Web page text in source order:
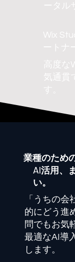
ータル
Wix
ートナ
高度な
気通貫
す。
業種のため
AI活用、
い。
「うちの
的にどう進
問でもお気
最適なAI導
します。